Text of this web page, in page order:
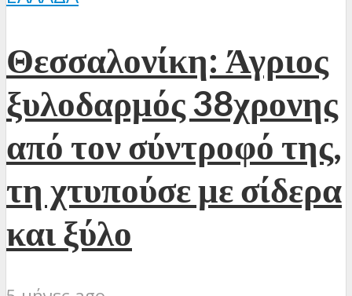
Θεσσαλονίκη: Άγριος
ξυλοδαρμός 38χρονης
από τον σύντροφό της,
τη χτυπούσε με σίδερα
και ξύλο